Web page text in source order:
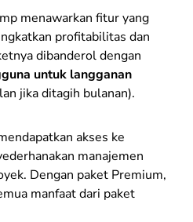
menawarkan fitur yang
profitabilitas dan
dibanderol dengan
untuk langganan
jika ditagih bulanan).
akses ke
manajemen
Dengan paket Premium,
manfaat dari paket